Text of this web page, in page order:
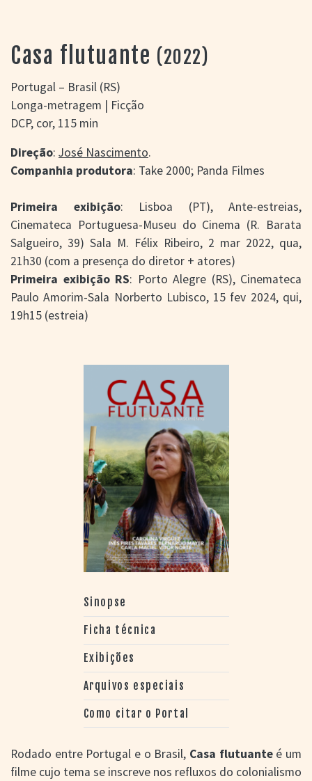
PORTAL DO
CINEMA GAÚCHO
> BUSCA AVANÇADA
> LISTA DE FILMES
> FILMOGRAFIAS DE
> DISCOGRAFIAS
> BIBLIOGRAFIAS
LOCALIZAÇÃO
Casa flutuante (2022)
Portugal – Brasil (RS)
Longa-metragem | Ficção
DCP, cor, 115 min
Direção: José Nascimento.
Companhia produtora: Take 2000; Panda Filmes
Primeira exibição: Lisboa (PT), Ante-estreias,
Cinemateca Portuguesa-Museu do Cinema (R. Barata
Salgueiro, 39) Sala M. Félix Ribeiro, 2 mar 2022, qua,
21h30 (com a presença do diretor + atores)
Primeira exibição RS: Porto Alegre (RS), Cinemateca
Paulo Amorim-Sala Norberto Lubisco, 15 fev 2024, qui,
19h15 (estreia)
Sinopse
Ficha técnica
Exibições
Arquivos especiais
Como citar o Portal
Rodado entre Portugal e o Brasil, Casa flutuanteé um
filme cujo tema se inscreve nos refluxos do colonialismo